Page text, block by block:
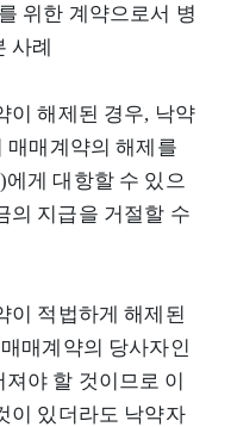
위한 계약으로서 병
사례
이 해제된 경우, 낙약
매매계약의 해제를
게 대항할 수 있으
의 지급을 거절할 수
이 적법하게 해제된
매계약의 당사자인
야 할 것이므로 이
이 있더라도 낙약자